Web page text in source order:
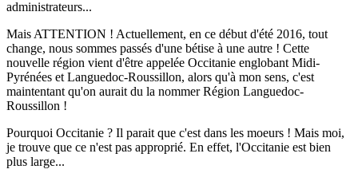
administrateurs...
Mais ATTENTION ! Actuellement, en ce début d'été 2016, tout
change, nous sommes passés d'une bétise à une autre ! Cette
nouvelle région vient d'être appelée Occitanie englobant Midi-
Pyrénées et Languedoc-Roussillon, alors qu'à mon sens, c'est
maintentant qu'on aurait du la nommer Région Languedoc-
Roussillon !
Pourquoi Occitanie ? Il parait que c'est dans les moeurs ! Mais moi,
je trouve que ce n'est pas approprié. En effet, l'Occitanie est bien
plus large...